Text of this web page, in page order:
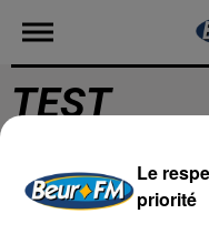
TEST
Test
Le
priorité